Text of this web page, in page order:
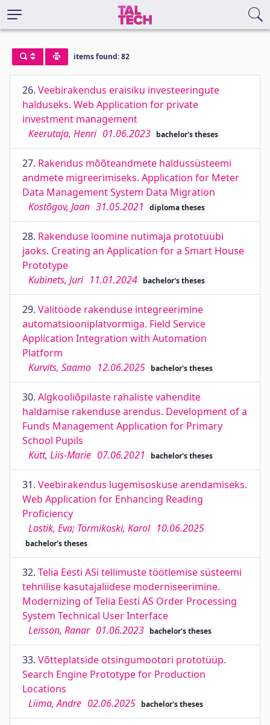
items found: 82
26. Veebirakendus eraisiku investeeringute
halduseks. Web Application for private
investment management
Keerutaja, Henri 01.06.2023 bachelor's theses
27. Rakendus mõõteandmete haldussüsteemi
andmete migreerimiseks. Application for Meter
Data Management System Data Migration
Kostõgov, Jaan 31.05.2021 diploma theses
28. Rakenduse loomine nutimaja prototüübi
jaoks. Creating an Application for a Smart House
Prototype
Kubinets, Juri 11.01.2024 bachelor's theses
29. Välitööde rakenduse integreerimine
automatsiooniplatvormiga. Field Service
Application Integration with Automation
Platform
Kurvits, Saamo 12.06.2025 bachelor's theses
30. Algkooliõpilaste rahaliste vahendite
haldamise rakenduse arendus. Development of a
Funds Management Application for Primary
School Pupils
Kütt, Liis-Marie 07.06.2021 bachelor's theses
31. Veebirakendus lugemisoskuse arendamiseks.
Web Application for Enhancing Reading
Proficiency
Lastik, Eva; Törmikoski, Karol 10.06.2025
bachelor's theses
32. Telia Eesti ASi tellimuste töötlemise süsteemi
tehnilise kasutajaliidese moderniseerimine.
Modernizing of Telia Eesti AS Order Processing
System Technical User Interface
Leisson, Ranar 01.06.2023 bachelor's theses
33. Võtteplatside otsingumootori prototüüp.
Search Engine Prototype for Production
Locations
Liima, Andre 02.06.2025 bachelor's theses